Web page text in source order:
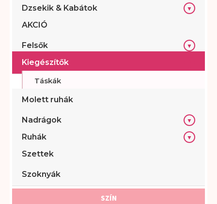
r
h
Dzsekik & Kabátok ▼
AKCIÓ
Felsők ▼
Kiegészítők
Táskák
Molett ruhák
Nadrágok ▼
Ruhák ▼
Szettek
Szoknyák
SZÍN